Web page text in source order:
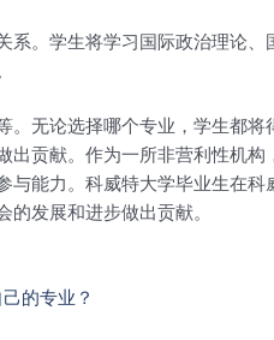
。学生将学习国际政治理论
无论选择哪个专业，学生都
贡献。作为一所非营利性机
能力。科威特大学毕业生在
发展和进步做出贡献。
的专业？